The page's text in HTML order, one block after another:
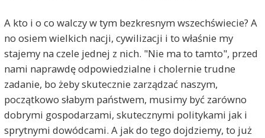
A kto i o co walczy w tym bezkresnym wszechświecie? A
no osiem wielkich nacji, cywilizacji i to właśnie my
stajemy na czele jednej z nich. "Nie ma to tamto", przed
nami naprawdę odpowiedzialne i cholernie trudne
zadanie, bo żeby skutecznie zarządzać naszym,
początkowo słabym państwem, musimy być zarówno
dobrymi gospodarzami, skutecznymi politykami jak i
sprytnymi dowódcami. A jak do tego dojdziemy, to już